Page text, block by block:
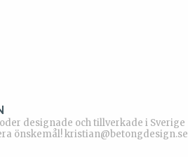
designade och tillverkade i Sverige
önskemål!kristian@betongdesign.se